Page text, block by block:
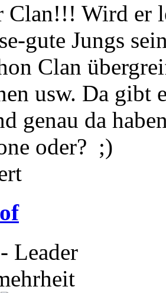
Wird er
gute Jungs
Clan
usw. Da gibt
genau da
oder? ;)
Leader